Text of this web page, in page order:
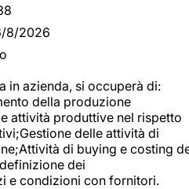
8/2026
in azienda, si occuperà di:
della produzione
attività produttive nel rispetto
delle attività di
di buying e costing
dei
e condizioni con fornitori.